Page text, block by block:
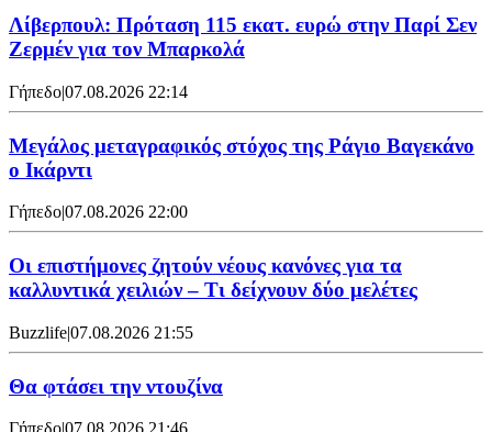
Λίβερπουλ: Πρόταση 115 εκατ. ευρώ στην Παρί Σεν
Ζερμέν για τον Μπαρκολά
Γήπεδο|07.08.2026 22:14
Μεγάλος μεταγραφικός στόχος της Ράγιο Βαγεκάνο
ο Ικάρντι
Γήπεδο|07.08.2026 22:00
Οι επιστήμονες ζητούν νέους κανόνες για τα
καλλυντικά χειλιών – Τι δείχνουν δύο μελέτες
Buzzlife|07.08.2026 21:55
Θα φτάσει την ντουζίνα